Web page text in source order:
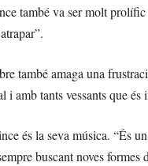
també va ser molt
també amaga una
i amb tants vessants que
és la seva música. “És
buscant noves